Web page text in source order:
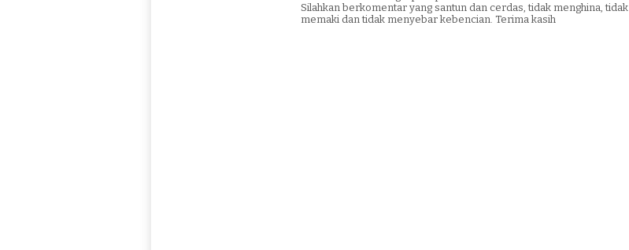
Silahkan berkomentar yang santun dan cerdas, tidak menghina, tidak
memaki dan tidak menyebar kebencian. Terima kasih